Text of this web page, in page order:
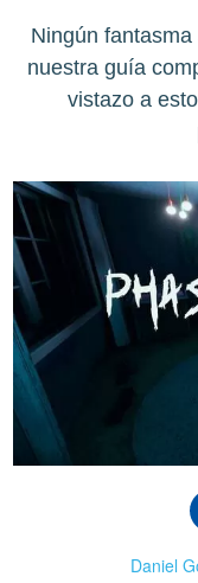
Ningún
nuestra guía
vistazo a
Daniel